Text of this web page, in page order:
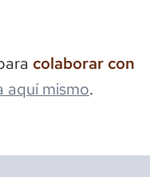
colaborar con
aquí mismo.